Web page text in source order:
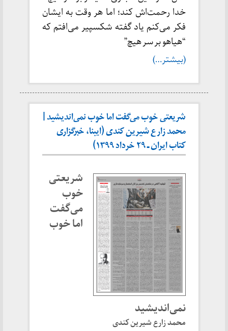
خدا رحمت‌اش کند؛ اما هر وقت به ایشان
فکر می‌کنم یاد گفته شکسپیر می‌افتم که
“هیاهو بر سر هیچ”
(بیشتر…)
شریعتی خوب می‌گفت اما خوب نمی‌اندیشید |
محمد زارع شیرین کندی (ایبنا، خبرگزاری
کتاب ایران ـ ۲۹ خرداد ۱۳۹۹)
شریعتی
خوب
می‌گفت
اما خوب
نمی‌اندیشید
محمد زارع شیرین کندی